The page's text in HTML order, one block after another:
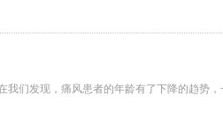
们发现，痛风患者的年龄有了下降的趋势